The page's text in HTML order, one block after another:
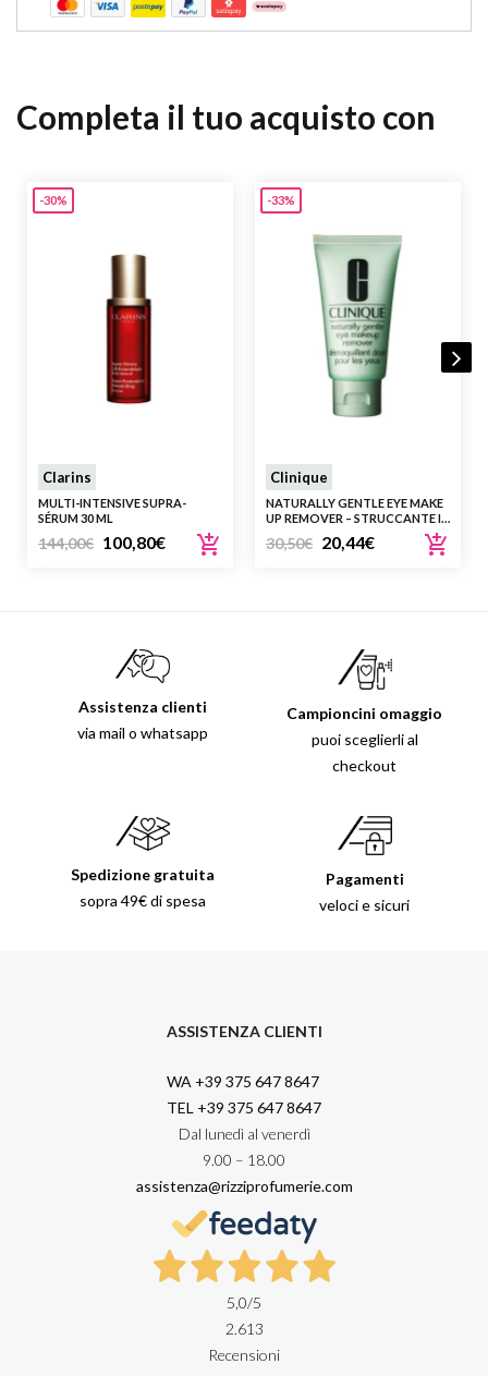
LIMONENE･PHENOXYETHANOL･FRAGRANCE (PARFUM)･
RED 33 (CI 17200)･YELLOW 5 (CI 19140)･
Completa il tuo acquisto con
-30%
Clarins
MULTI-INTENSIVE SUPRA-
SÉRUM 30 ML
144,00€ 100,80€
-33%
Clinique
NATURALLY GENTLE EYE MAKE
UP REMOVER – STRUCCANTE IN
CREMA PER OCCHI SENSIBILI
30,50€ 20,44€
Assistenza clienti
via mail o whatsapp
Campioncini omaggio
puoi sceglierli al
checkout
Spedizione gratuita
sopra 49€ di spesa
Pagamenti
veloci e sicuri
ASSISTENZA CLIENTI
WA +39 375 647 8647
TEL +39 375 647 8647
Dal lunedì al venerdì
9.00 – 18.00
assistenza@rizziprofumerie.com
5,0/5
2.613
Recensioni